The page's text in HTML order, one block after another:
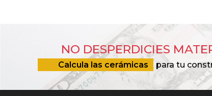
NO DESPERDICIES
Calcula las cerámicas para tu